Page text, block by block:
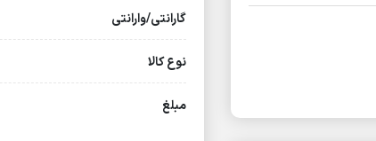
گارانتی/وارانتی
نوع کالا
مبلغ